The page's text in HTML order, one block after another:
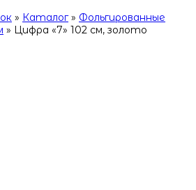
» Каталог» Фольгированные
» Цифра «7» 102 см, золото